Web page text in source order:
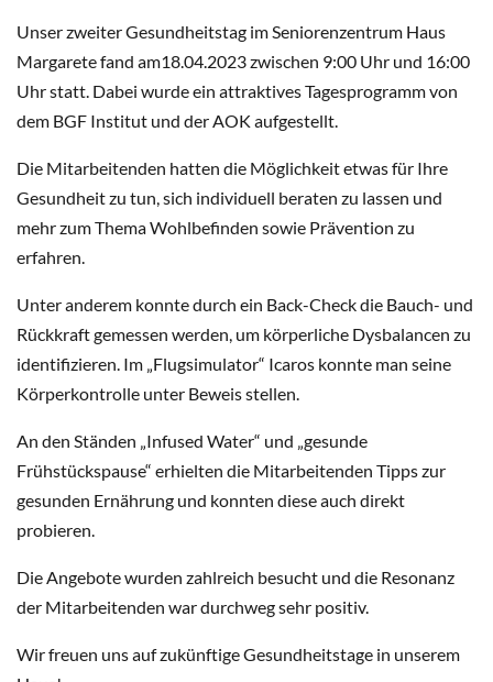
Unser zweiter Gesundheitstag im Seniorenzentrum Haus
Margarete fand am18.04.2023 zwischen 9:00 Uhr und 16:00
Uhr statt. Dabei wurde ein attraktives Tagesprogramm von
dem BGF Institut und der AOK aufgestellt.
Die Mitarbeitenden hatten die Möglichkeit etwas für Ihre
Gesundheit zu tun, sich individuell beraten zu lassen und
mehr zum Thema Wohlbefinden sowie Prävention zu
erfahren.
Unter anderem konnte durch ein Back-Check die Bauch- und
Rückkraft gemessen werden, um körperliche Dysbalancen zu
identifizieren. Im „Flugsimulator“ Icaros konnte man seine
Körperkontrolle unter Beweis stellen.
An den Ständen „Infused Water“ und „gesunde
Frühstückspause“ erhielten die Mitarbeitenden Tipps zur
gesunden Ernährung und konnten diese auch direkt
probieren.
Die Angebote wurden zahlreich besucht und die Resonanz
der Mitarbeitenden war durchweg sehr positiv.
Wir freuen uns auf zukünftige Gesundheitstage in unserem